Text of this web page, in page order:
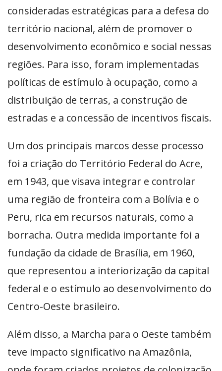
consideradas estratégicas para a defesa do
território nacional, além de promover o
desenvolvimento econômico e social nessas
regiões. Para isso, foram implementadas
políticas de estímulo à ocupação, como a
distribuição de terras, a construção de
estradas e a concessão de incentivos fiscais.
Um dos principais marcos desse processo
foi a criação do Território Federal do Acre,
em 1943, que visava integrar e controlar
uma região de fronteira com a Bolívia e o
Peru, rica em recursos naturais, como a
borracha. Outra medida importante foi a
fundação da cidade de Brasília, em 1960,
que representou a interiorização da capital
federal e o estímulo ao desenvolvimento do
Centro-Oeste brasileiro.
Além disso, a Marcha para o Oeste também
teve impacto significativo na Amazônia,